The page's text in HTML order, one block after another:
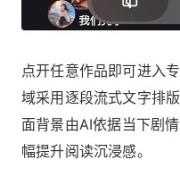
点开任意作品即可进入
域采用逐段流式文字排
面背景由AI依据当下剧
幅提升阅读沉浸感。